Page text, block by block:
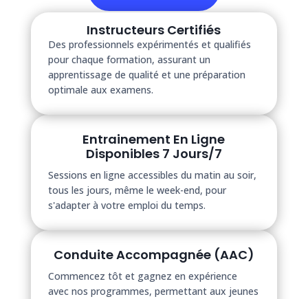
Instructeurs Certifiés
Des professionnels expérimentés et qualifiés
pour chaque formation, assurant un
apprentissage de qualité et une préparation
optimale aux examens.
Entrainement En Ligne
Disponibles 7 Jours/7
Sessions en ligne accessibles du matin au soir,
tous les jours, même le week-end, pour
s'adapter à votre emploi du temps.
Conduite Accompagnée (AAC)
Commencez tôt et gagnez en expérience
avec nos programmes, permettant aux jeunes